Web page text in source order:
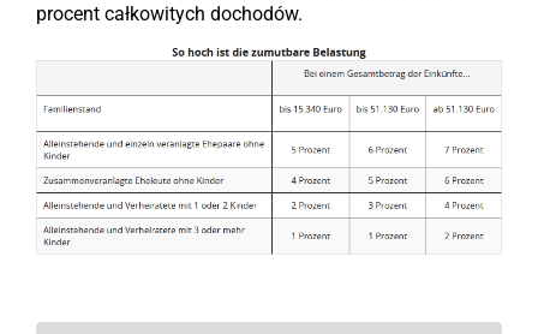
procent całkowitych dochodów.